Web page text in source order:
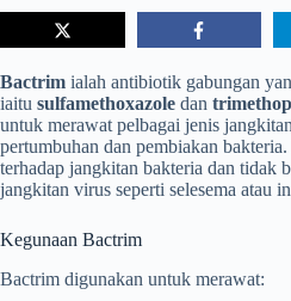
Bactrim ialah antibiotik gabungan
iaitu sulfamethoxazole dan
untuk merawat pelbagai jenis
pertumbuhan dan pembiakan
terhadap jangkitan bakteria dan tidak
jangkitan virus seperti selesema atau
Kegunaan Bactrim
Bactrim digunakan untuk merawat: